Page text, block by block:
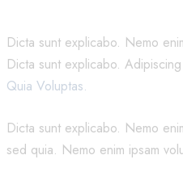
Dicta sunt explicabo. Nemo
Dicta sunt explicabo.
Quia Voluptas.
Dicta sunt explicabo. Nemo
sed quia. Nemo enim ipsam